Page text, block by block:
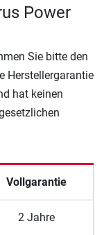
Power
Sie bitte den
Herstellergarantie
hat keinen
Vollgarantie
2 Jahre